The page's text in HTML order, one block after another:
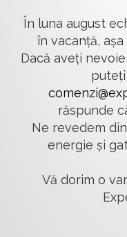
În luna august
în vacanță,
Dacă aveți
răspunde
Ne revedem
energie și
Vă dorim o